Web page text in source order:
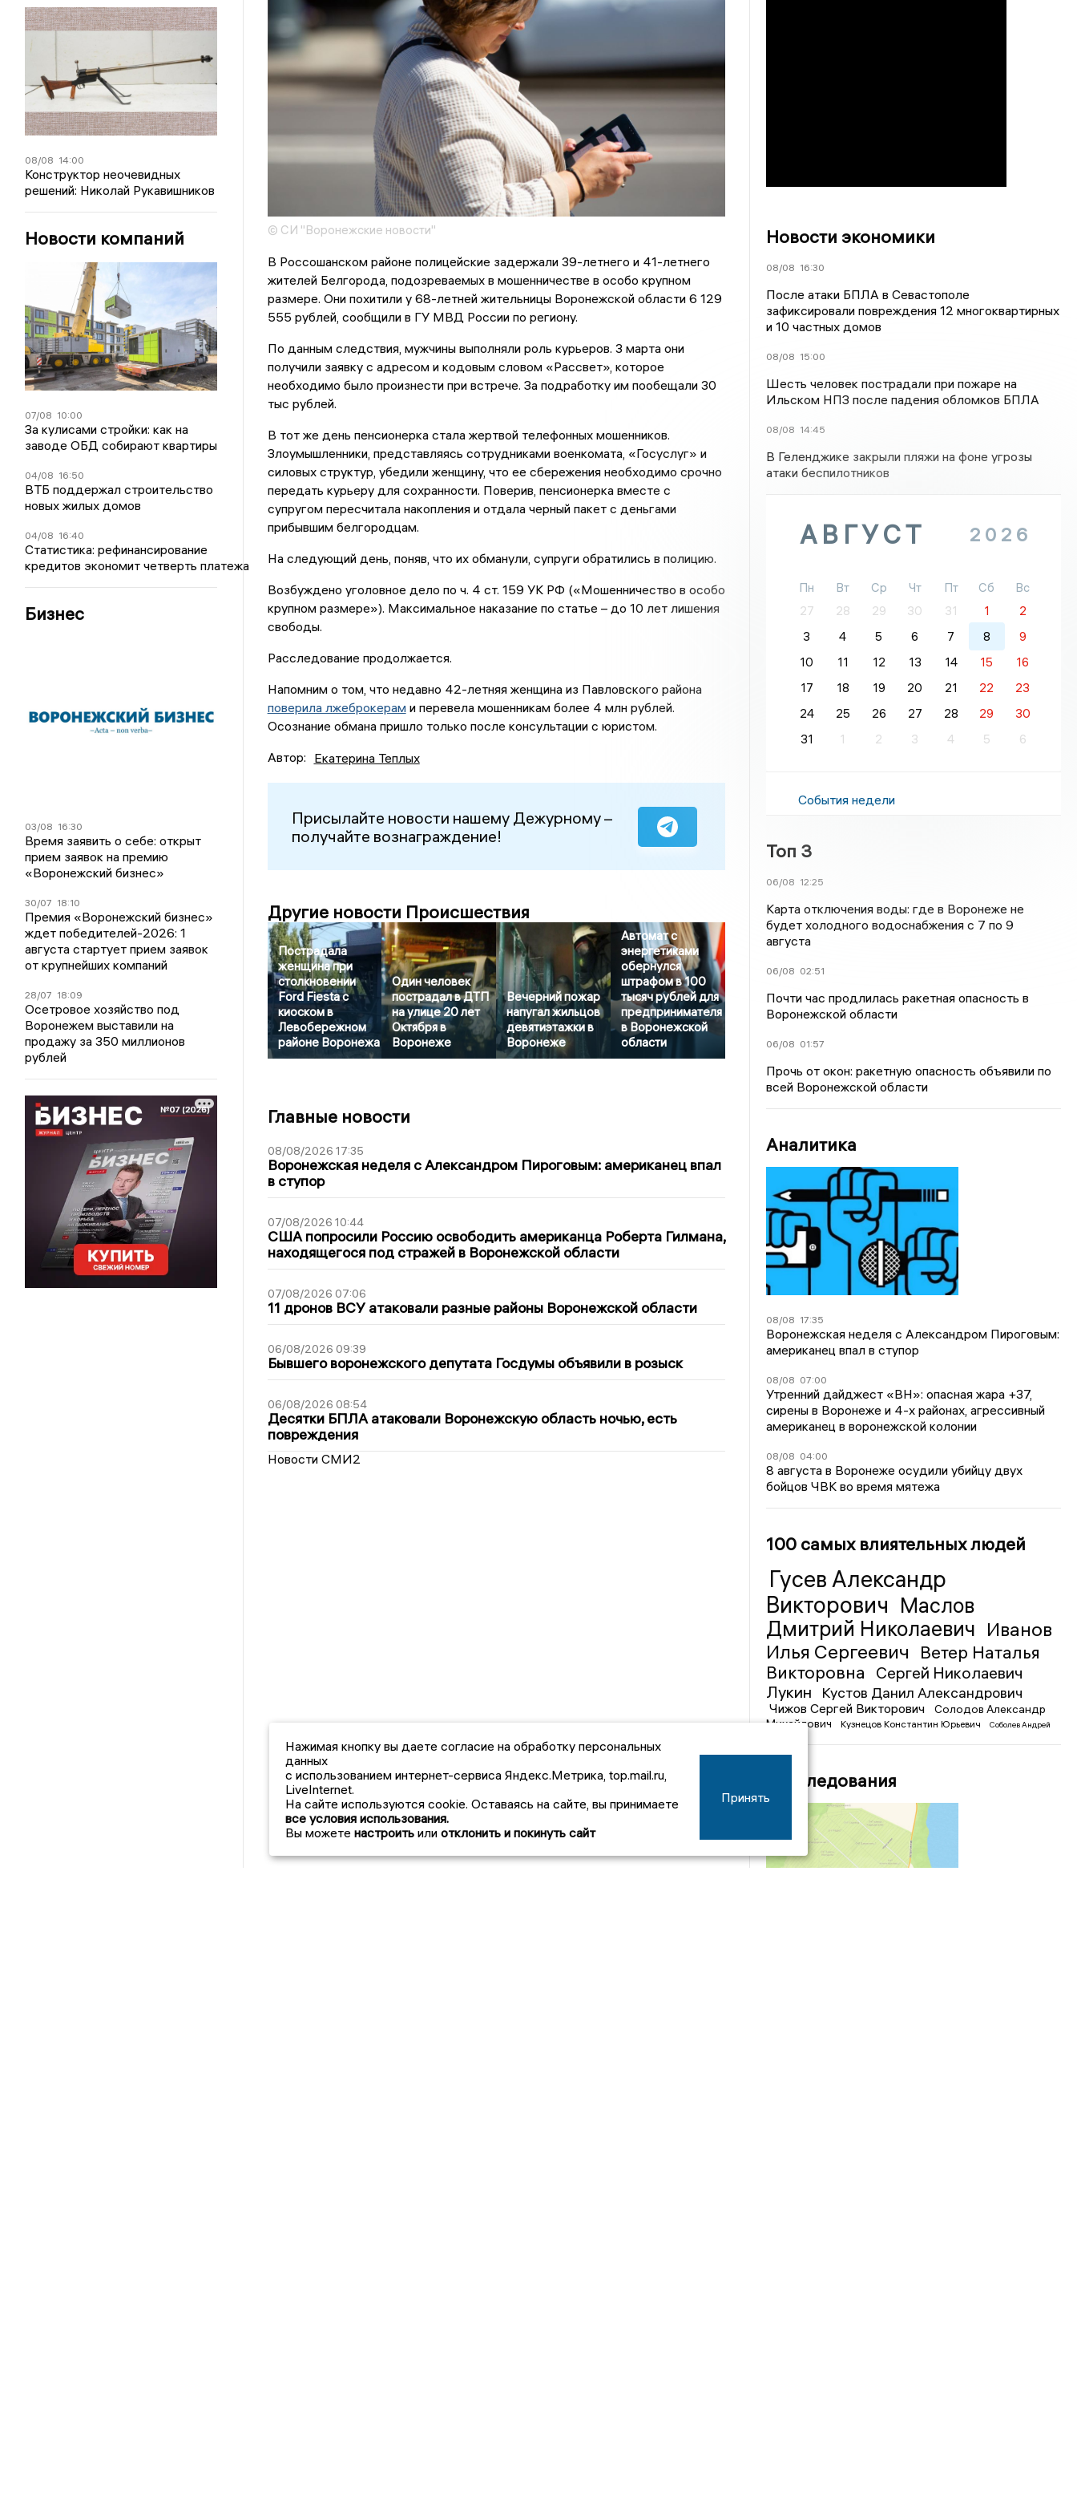
08/08 14:00
Конструктор неочевидных
решений: Николай Рукавишников
Новости компаний
07/08 10:00
За кулисами стройки: как на
заводе ОБД собирают квартиры
04/08 16:50
ВТБ поддержал строительство
новых жилых домов
04/08 16:40
Статистика: рефинансирование
кредитов экономит четверть платежа
Бизнес
03/08 16:30
Время заявить о себе: открыт
прием заявок на премию
«Воронежский бизнес»
30/07 18:10
Премия «Воронежский бизнес»
ждет победителей-2026: 1
августа стартует прием заявок
от крупнейших компаний
28/07 18:09
Осетровое хозяйство под
Воронежем выставили на
продажу за 350 миллионов
рублей
© СИ "Воронежские новости"
В Россошанском районе полицейские задержали 39-летнего и 41-летнего
жителей Белгорода, подозреваемых в мошенничестве в особо крупном
размере. Они похитили у 68-летней жительницы Воронежской области 6 129
555 рублей, сообщили в ГУ МВД России по региону.
По данным следствия, мужчины выполняли роль курьеров. 3 марта они
получили заявку с адресом и кодовым словом «Рассвет», которое
необходимо было произнести при встрече. За подработку им пообещали 30
тыс рублей.
В тот же день пенсионерка стала жертвой телефонных мошенников.
Злоумышленники, представляясь сотрудниками военкомата, «Госуслуг» и
силовых структур, убедили женщину, что ее сбережения необходимо срочно
передать курьеру для сохранности. Поверив, пенсионерка вместе с
супругом пересчитала накопления и отдала черный пакет с деньгами
прибывшим белгородцам.
На следующий день, поняв, что их обманули, супруги обратились в полицию.
Возбуждено уголовное дело по ч. 4 ст. 159 УК РФ («Мошенничество в особо
крупном размере»). Максимальное наказание по статье – до 10 лет лишения
свободы.
Расследование продолжается.
Напомним о том, что недавно 42-летняя женщина из Павловского района
поверила лжеброкерами перевела мошенникам более 4 млн рублей.
Осознание обмана пришло только после консультации с юристом.
Автор: Екатерина Теплых
Присылайте новости нашему Дежурному –
получайте вознаграждение!
Другие новости Происшествия
Пострадала
женщина при
столкновении
Ford Fiesta с
киоском в
Левобережном
районе Воронежа
Один человек
пострадал в ДТП
на улице 20 лет
Октября в
Воронеже
Вечерний пожар
напугал жильцов
девятиэтажки в
Воронеже
Автомат с
энергетиками
обернулся
штрафом в 100
тысяч рублей для
предпринимателя
в Воронежской
области
Главные новости
08/08/2026 17:35
Воронежская неделя с Александром Пироговым: американец впал
в ступор
07/08/2026 10:44
США попросили Россию освободить американца Роберта Гилмана,
находящегося под стражей в Воронежской области
07/08/2026 07:06
11 дронов ВСУ атаковали разные районы Воронежской области
06/08/2026 09:39
Бывшего воронежского депутата Госдумы объявили в розыск
06/08/2026 08:54
Десятки БПЛА атаковали Воронежскую область ночью, есть
повреждения
Новости СМИ2
Новости экономики
08/08 16:30
После атаки БПЛА в Севастополе
зафиксировали повреждения 12 многоквартирных
и 10 частных домов
08/08 15:00
Шесть человек пострадали при пожаре на
Ильском НПЗ после падения обломков БПЛА
08/08 14:45
В Геленджике закрыли пляжи на фоне угрозы
атаки беспилотников
АВГУСТ 2026
Пн Вт Ср Чт Пт Сб
Вс
27
28 29 30 31 1
2
3
4 5 6 7 8
9
10
11 12 13 14 15
16
17
18 19 20 21 22
23
24
25 26 27 28 29
30
31
1 2 3 4 5 6
События недели
Топ 3
06/08 12:25
Карта отключения воды: где в Воронеже не
будет холодного водоснабжения с 7 по 9
августа
06/08 02:51
Почти час продлилась ракетная опасность в
Воронежской области
06/08 01:57
Прочь от окон: ракетную опасность объявили по
всей Воронежской области
Аналитика
08/08 17:35
Воронежская неделя с Александром Пироговым:
американец впал в ступор
08/08 07:00
Утренний дайджест «ВН»: опасная жара +37,
сирены в Воронеже и 4-х районах, агрессивный
американец в воронежской колонии
08/08 04:00
8 августа в Воронеже осудили убийцу двух
бойцов ЧВК во время мятежа
100 самых влиятельных людей
Гусев Александр
Викторович Маслов
Дмитрий Николаевич Иванов
Илья Сергеевич
Ветер Наталья
Викторовна
Сергей Николаевич
Лукин
Кустов Данил Александрович
Чижов Сергей Викторович
Солодов Александр
Михайлович
Кузнецов Константин Юрьевич
Соболев Андрей
Расследования
Нажимая кнопку вы даете согласие на обработку персональных
данных
с использованием интернет-сервиса Яндекс.Метрика, top.mail.ru,
LiveInternet.
На сайте используются cookie. Оставаясь на сайте, вы принимаете
все условия использования.
Вы можете настроить или отклонить и покинуть сайт
Принять